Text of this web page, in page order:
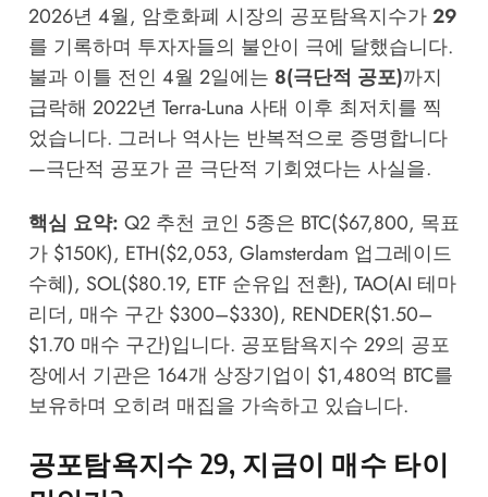
2026년 4월, 암호화폐 시장의 공포탐욕지수가29
를 기록하며 투자자들의 불안이 극에 달했습니다.
불과 이틀 전인 4월 2일에는 8(극단적 공포)까지
급락해 2022년 Terra-Luna 사태 이후 최저치를 찍
었습니다. 그러나 역사는 반복적으로 증명합니다
—극단적 공포가 곧 극단적 기회였다는 사실을.
핵심 요약: Q2 추천 코인 5종은 BTC($67,800, 목표
가 $150K), ETH($2,053, Glamsterdam 업그레이드
수혜), SOL($80.19, ETF 순유입 전환), TAO(AI 테마
리더, 매수 구간 $300–$330), RENDER($1.50–
$1.70 매수 구간)입니다. 공포탐욕지수 29의 공포
장에서 기관은 164개 상장기업이 $1,480억 BTC를
보유하며 오히려 매집을 가속하고 있습니다.
공포탐욕지수 29, 지금이 매수 타이